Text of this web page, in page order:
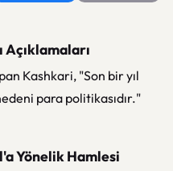
Kashkari, "Son bir yıl
para politikasıdır."
Yönelik Hamlesi